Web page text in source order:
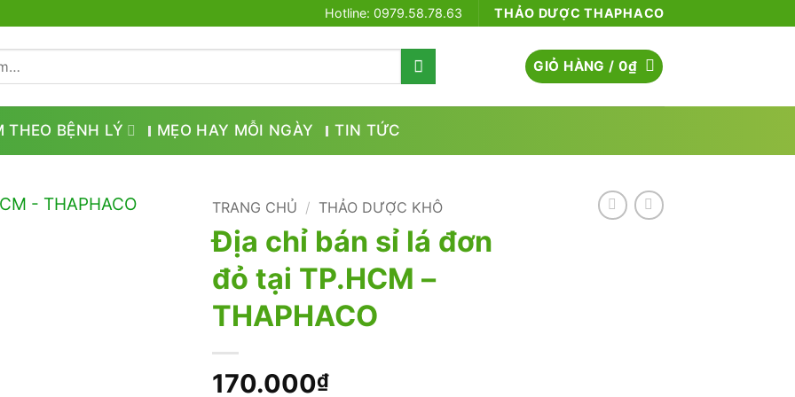
Hotline: 0979.58.78.63 THẢO DƯỢC THAPHACO
GIỎ HÀNG /0₫
THEO BỆNH LÝ MẸO HAY MỖI NGÀY TIN TỨC
TRANG CHỦ / THẢO DƯỢC KHÔ
Địa chỉ bán sỉ lá đơn
đỏ tại TP.HCM –
THAPHACO
170.000₫